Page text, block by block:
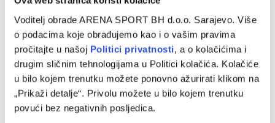
Voditelj obrade ARENA SPORT BH d.o.o. Sarajevo. Više
o podacima koje obrađujemo kao i o vašim pravima
pročitajte u našoj Politici privatnosti, a o kolačićima i
drugim sličnim tehnologijama u Politici kolačića. Kolačiće
u bilo kojem trenutku možete ponovno ažurirati klikom na
„Prikaži detalje“. Privolu možete u bilo kojem trenutku
povući bez negativnih posljedica.
za najboljeg igrača WWin lige BiH
26/05/2025
Sindikat profesionalnih fudbalera u Bosni i Hercegovini
(SPFBiH) održao je osmu manifestaciju ‘Kristalnih 11’ na
kojoj su nagrađeni najbolji akteri…